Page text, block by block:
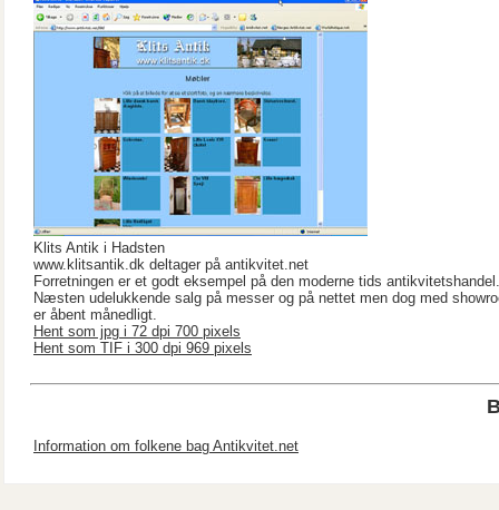
Klits Antik i Hadsten
www.klitsantik.dk deltager på antikvitet.net
Forretningen er et godt eksempel på den moderne tids antikvitetshandel.
Næsten udelukkende salg på messer og på nettet men dog med
er åbent månedligt.
Hent som jpg i 72 dpi 700 pixels
Hent som TIF i 300 dpi 969 pixels
Information om folkene bag Antikvitet.net